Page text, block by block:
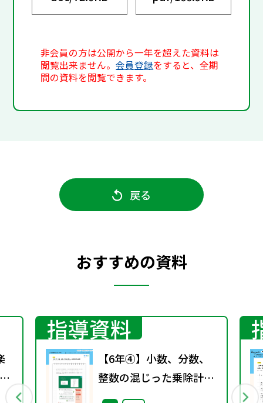
非会員の方は公開から一年を超えた資料は
閲覧出来ません。会員登録をすると、全期
間の資料を閲覧できます。
戻る
おすすめの資料
指導資料
【6年④】小数、分数、
整数の混じった乗除計算
の練習